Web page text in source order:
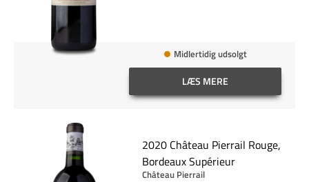
Midlertidig udsolgt
LÆS MERE
2020 Château Pierrail Rouge,
Bordeaux Supérieur
Château Pierrail